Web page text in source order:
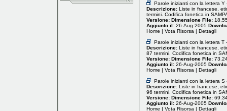
Parole inizianti con la lettera Y
Descrizione: Liste in francese,
termini. Codifica fonetica in
Versione: Dimensione File:
Aggiunto il: 26-Aug-2005
Home | Vota Risorsa | Dettagli
Parole inizianti con la lettera T
Descrizione: Liste in francese,
87 termini. Codifica fonetica in
Versione: Dimensione File:
Aggiunto il: 26-Aug-2005
Home | Vota Risorsa | Dettagli
Parole inizianti con la lettera S
Descrizione: Liste in francese,
96 termini. Codifica fonetica in
Versione: Dimensione File:
Aggiunto il: 26-Aug-2005
Home | Vota Risorsa | Dettagli